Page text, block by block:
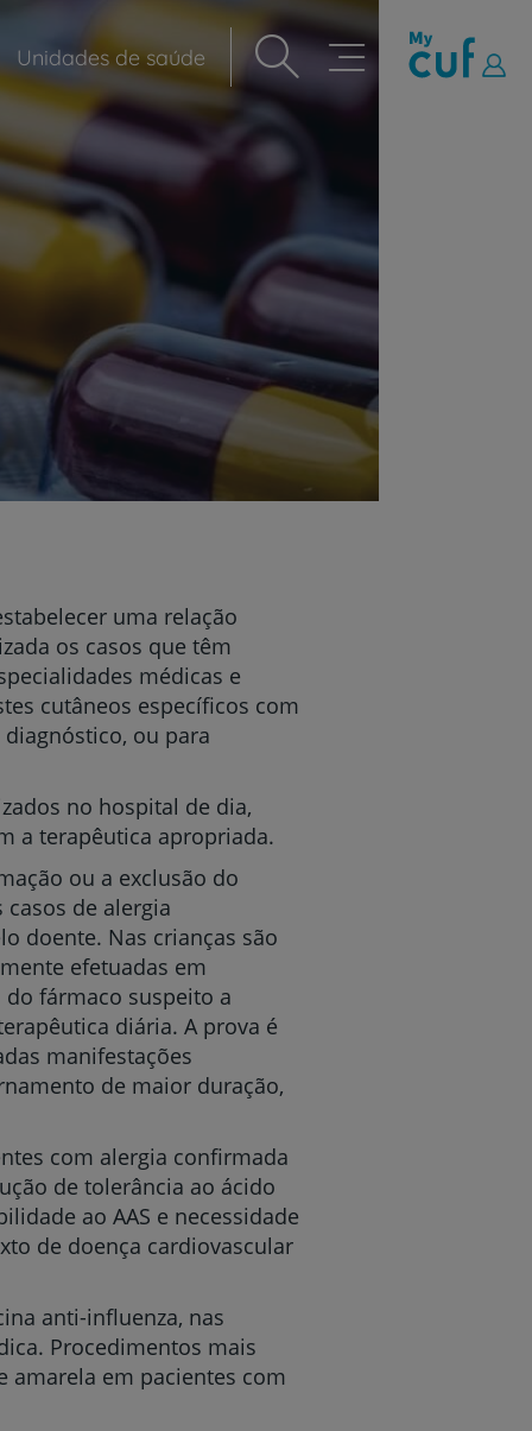
Navegação
principal
Unidades de saúde
uma relação
os casos que têm
médicas e
cutâneos específicos com
ou para
no hospital de dia,
a terapêutica apropriada.
ou a exclusão do
de alergia
doente. Nas crianças são
efetuadas em
fármaco suspeito a
diária. A prova é
manifestações
de maior duração,
com alergia confirmada
de tolerância ao ácido
ao AAS e necessidade
de doença cardiovascular
anti-influenza, nas
Procedimentos mais
amarela em pacientes com